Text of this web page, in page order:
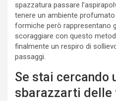
spazzatura passare
tenere un ambiente
formiche però rappresentano
scoraggiare con questo
finalmente un respiro di
passaggi.
Se stai cercando
sbarazzarti delle